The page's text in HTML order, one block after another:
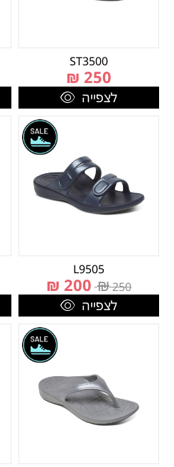
ST3500
250
₪
לצפייה
L9505
250
₪
200
₪
לצפייה